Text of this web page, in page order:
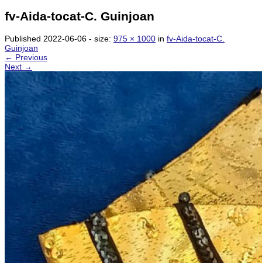
fv-Aida-tocat-C. Guinjoan
Published 2022-06-06 - size: 975 × 1000 in fv-Aida-tocat-C.
Guinjoan
← Previous
Next →